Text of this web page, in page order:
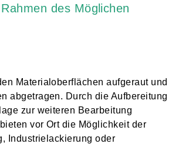
des Möglichen
Materialoberflächen aufgeraut und
abgetragen. Durch die Aufbereitung
zur weiteren Bearbeitung
vor Ort die Möglichkeit der
Industrielackierung oder